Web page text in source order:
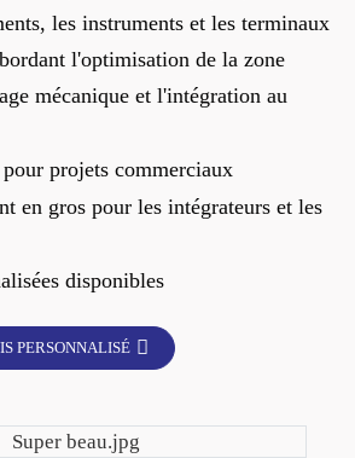
les instruments et les terminaux
l'optimisation de la zone
mécanique et l'intégration au
projets commerciaux
en gros pour les intégrateurs et les
disponibles
PERSONNALISÉ